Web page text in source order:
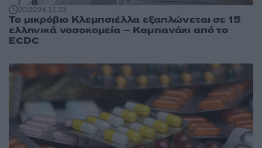
20:2224.11.23
Το μικρόβιο Κλεμπσιέλλα εξαπλώνεται σε 15
ελληνικά νοσοκομεία – Καμπανάκι από το
ECDC